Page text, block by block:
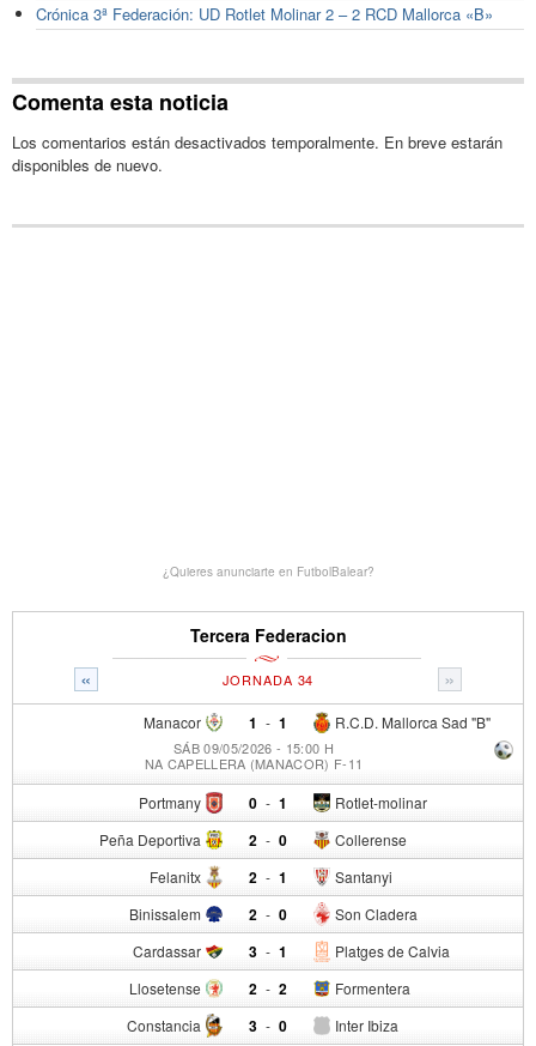
Crónica 3ª Federación: UD Rotlet Molinar 2 – 2 RCD Mallorca «B»
Comenta esta noticia
Los comentarios están desactivados temporalmente. En breve estarán
disponibles de nuevo.
¿Quieres anunciarte en FutbolBalear?
Tercera Federacion
« »
JORNADA 34
Manacor 1 - R.C.D. Mallorca Sad "B"
1
SÁB 09/05/2026 - 15:00 H
NA CAPELLERA (MANACOR) F-11
Portmany 0 - Rotlet-molinar
1
Peña Deportiva 2 - Collerense
0
Felanitx 2 - Santanyi
1
Binissalem 2 - Son Cladera
0
Cardassar 3 - Platges de Calvia
1
Llosetense 2 - Formentera
2
Constancia 3 - Inter Ibiza
0